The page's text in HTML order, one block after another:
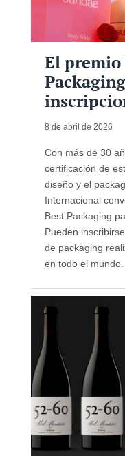
El premio
8 de abril de 2026
Con más de 30
certificación de
diseño y el
Internacional
Best Packaging
Pueden
de packaging
en todo el mundo.